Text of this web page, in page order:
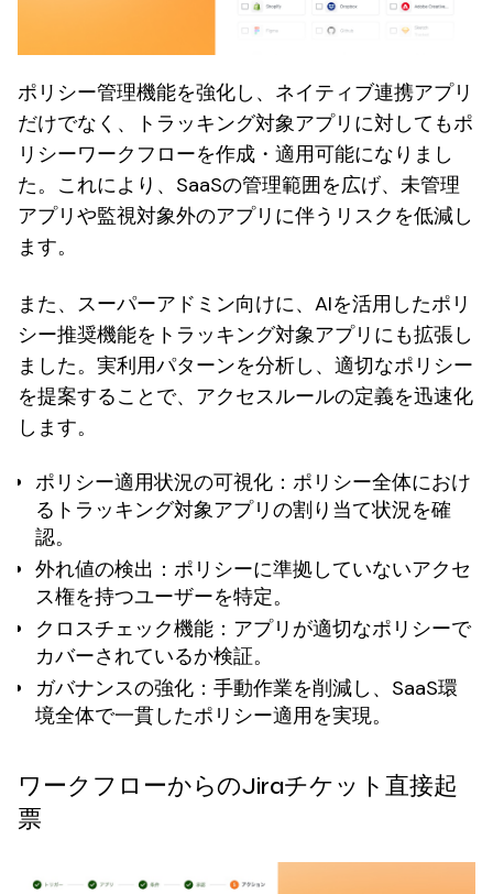
ポリシー管理機能を強化し、ネイティブ連携アプリ
だけでなく、トラッキング対象アプリに対してもポ
リシーワークフローを作成・適用可能になりまし
た。これにより、SaaSの管理範囲を広げ、未管理
アプリや監視対象外のアプリに伴うリスクを低減し
ます。
また、スーパーアドミン向けに、AIを活用したポリ
シー推奨機能をトラッキング対象アプリにも拡張し
ました。実利用パターンを分析し、適切なポリシー
を提案することで、アクセスルールの定義を迅速化
します。
ポリシー適用状況の可視化 ：ポリシー全体におけ
るトラッキング対象アプリの割り当て状況を確
認。
外れ値の検出 ：ポリシーに準拠していないアクセ
ス権を持つユーザーを特定。
クロスチェック機能 ：アプリが適切なポリシーで
カバーされているか検証。
ガバナンスの強化 ：手動作業を削減し、SaaS環
境全体で一貫したポリシー適用を実現。
ワークフローからのJiraチケット直接起
票